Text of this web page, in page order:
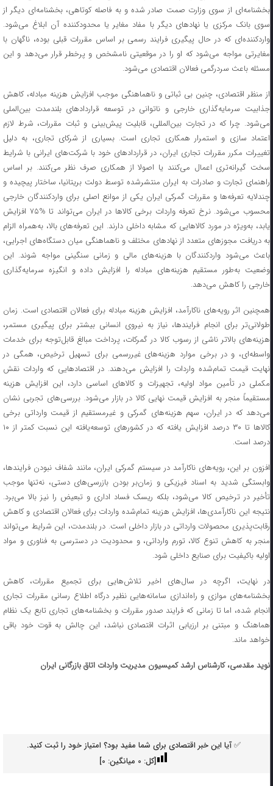
بخشنامه‌ای از سوی وزارت صمت صادر شده و به فاصله کوتاهی، بخشنامه‌ای دیگر از
سوی بانک مرکزی یا نهاد‌های دیگر با مفاد مغایر یا محدودکننده آن ابلاغ می‌شود.
واردکننده‌ای که در حال پیگیری فرایند رسمی بر اساس مقررات قبلی بوده، ناگهان با
مغایرتی مواجه می‌شود که او را در موقعیتی نامشخص و پرخطر قرار می‌دهد و این
مسئله باعث سردرگمی فعالان اقتصادی می‌شود.
از منظر اقتصادی، چنین بی ثباتی و ناهماهنگی موجب افزایش هزینه مبادله، کاهش
جذابیت سرمایه‌گذاری خارجی و ناتوانی در توسعه قرارداد‌های بلندمدت بین‌الملی
می‌شود. چرا که در تجارت بین‌المللی، قابلیت پیش‌بینی و ثبات مقررات، شرط لازم
اعتماد سازی و استمرار همکاری تجاری است. بسیاری از شرکای تجاری، به دلیل
تغییرات مکرر مقررات تجاری ایران، در قرارداد‌های خود با شرکت‌های ایرانی با شرایط
سخت گیرانه‌تری اعمال می‌کنند یا اصولا از همکاری صرف نظر می‌کنند. بر اساس
راهنمای تجارت و صادرات به ایران منتشرشده توسط دولت بریتانیا، ساختار پیچیده و
چندلایه تعرفه‌ها و مقررات گمرکی ایران یکی از موانع اصلی برای واردکنندگان خارجی
محسوب می‌شود. نرخ تعرفه واردات برخی کالا‌ها در ایران می‌تواند تا %۷۵ افزایش
یابد، به‌ویژه در مورد کالا‌هایی که مشابه داخلی دارند. این تعرفه‌های بالا، به‌همراه الزام
به دریافت مجوز‌های متعدد از نهاد‌های مختلف و ناهماهنگی میان دستگاه‌های اجرایی،
باعث می‌شود واردکنندگان با هزینه‌های مالی و زمانی سنگینی مواجه شوند. این
وضعیت به‌طور مستقیم هزینه‌های مبادله را افزایش داده و انگیزه سرمایه‌گذاری
خارجی را کاهش می‌دهد.
همچنین اثر رویه‌های ناکارآمد، افزایش هزینه مبادله برای فعالان اقتصادی است. زمان
طولانی‌تر برای انجام فرایندها، نیاز به نیروی انسانی بیشتر برای پیگیری مستمر،
هزینه‌های بالاتر ناشی از رسوب کالا در گمرکات، پرداخت مبالغ قابل‌توجه برای خدمات
واسطه‌ای، و در برخی موارد هزینه‌های غیررسمی برای تسهیل ترخیص، همگی در
نهایت قیمت تمام‌شده واردات را افزایش می‌دهند. در اقتصاد‌هایی که واردات نقش
مکملی در تأمین مواد اولیه، تجهیزات و کالا‌های اساسی دارد، این افزایش هزینه
مستقیماً منجر به افزایش قیمت نهایی کالا در بازار می‌شود. بررسی‌های تجربی نشان
می‌دهد که در ایران، سهم هزینه‌های گمرکی و غیرمستقیم از قیمت وارداتی برخی
کالا‌ها تا ۳۰ درصد افزایش یافته که در کشور‌های توسعه‌یافته این نسبت کمتر از ۱۰
درصد است.
افزون بر این، رویه‌های ناکارآمد در سیستم گمرکی ایران، مانند شفاف نبودن فرایندها،
وابستگی شدید به اسناد فیزیکی و زمان‌بر بودن بازرسی‌های دستی، نه‌تنها موجب
تأخیر در ترخیص کالا می‌شود، بلکه ریسک فساد اداری و تبعیض را نیز بالا می‌برد.
نتیجه این ناکارآمدی‌ها، افزایش هزینه تمام‌شده واردات برای فعالان اقتصادی و کاهش
رقابت‌پذیری محصولات وارداتی در بازار داخلی است. در بلندمدت، این شرایط می‌تواند
منجر به کاهش تنوع کالا، تورم وارداتی، و محدودیت در دسترسی به فناوری و مواد
اولیه باکیفیت برای صنایع داخلی شود.
در نهایت، اگرچه در سال‌های اخیر تلاش‌هایی برای تجمیع مقررات، کاهش
بخشنامه‌های موازی و راه‌اندازی سامانه‌هایی نظیر درگاه اطلاع رسانی مقررات تجاری
انجام شده، اما تا زمانی که فرایند صدور مقررات و بخشنامه‌های تجاری تابع یک نظام
هماهنگ و مبتنی بر ارزیابی اثرات اقتصادی نباشد، این چالش به قوت خود باقی
خواهد ماند.
نوید مقدسی، کارشناس ارشد کمیسیون مدیریت واردات اتاق بازرگانی ایران
✅ آیا این خبر اقتصادی برای شما مفید بود؟ امتیاز خود را ثبت کنید.
[کل: 0میانگین: 0
]